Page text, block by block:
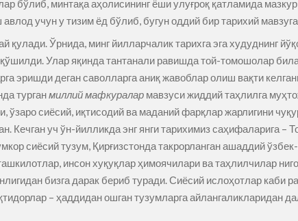
бўлиб, минтақа аҳолисининг ёши улуғроқ қатламида
учун у тизим ёд бўлиб, бугун оддий бир тарихий
Ўрнида, минг йилларчалик тарихга эга худуднинг
Улар яқинда тантанали равишда той-томошолар
эришди деган саволларга аниқ жавоблар олиш вақти
турганмиллий мафкуралар мавзуси жиддий таҳлилга
ўзаро сиёсий, иқтисодий ва маданий фарқлар жарлигини
Кечган уч ўн-йилликда энг янги тарихимиз саҳифаларига –
сиёсий тузум, Қирғизстонда такрорланган ашаддий ўзбек-
инсон хуқуқлар ҳимоячилари ва таҳлилчилар
бизга дарак бериб туради. Сиёсий ислоҳотлар каби
– ҳаддидан ошган тузумларга айлангаликларидан